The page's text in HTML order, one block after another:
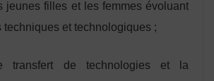
jeunes filles et les femmes évoluant
techniques et technologiques ;
transfert de technologies et la